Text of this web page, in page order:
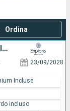
Ordina
GERMANIA, FINLANDIA, ESTONIA, SVEZIA, DANIMARCA
23/09/2028
Incluse
incluso